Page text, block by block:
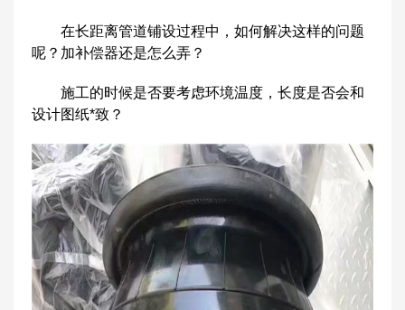
在长距离管道铺设过程中，如何解决这样的问题
呢？加补偿器还是怎么弄？
施工的时候是否要考虑环境温度，长度是否会和
设计图纸*致？